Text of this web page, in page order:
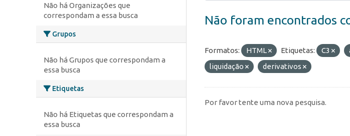
Não há Organizações que
correspondam a essa busca
Grupos
Não há Grupos que correspondam a
essa busca
Etiquetas
Não há Etiquetas que correspondam a
essa busca
Não foram encontrados
Formatos: HTML Etiquetas: C3
liquidação
derivativos
Por favor tente uma nova pesquisa.